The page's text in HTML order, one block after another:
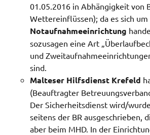
01.05.2016 in Abhängigkeit von
Wettereinflüssen); da es sich um
Notaufnahmeeinrichtung
sozusagen eine Art
und
sind.
Malteser Hilfsdienst Krefeld
(Beauftragter
Der Sicherheitsdienst wird/
seitens der BR ausgeschrieben,
aber beim MHD. In der